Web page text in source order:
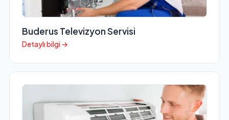
Buderus Televizyon Servisi
Detaylı bilgi →